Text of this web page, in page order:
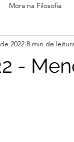
Mora na Filosofia
Abril 2026
-
2022 8 min de